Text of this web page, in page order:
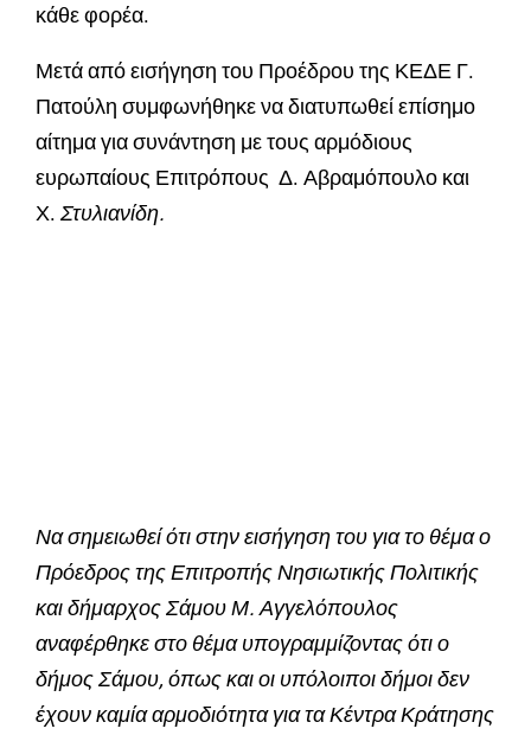
κάθε φορέα.
Μετά από εισήγηση του Προέδρου της ΚΕΔΕ Γ.
Πατούλη συμφωνήθηκε να διατυπωθεί επίσημο
αίτημα για συνάντηση με τους αρμόδιους
ευρωπαίους Επιτρόπους Δ. Αβραμόπουλο και
Χ. Στυλιανίδη.
Να σημειωθεί ότι στην εισήγηση του για το θέμα ο
Πρόεδρος της Επιτροπής Νησιωτικής Πολιτικής
και δήμαρχος Σάμου Μ. Αγγελόπουλος
αναφέρθηκε στο θέμα υπογραμμίζοντας ότι ο
δήμος Σάμου, όπως και οι υπόλοιποι δήμοι δεν
έχουν καμία αρμοδιότητα για τα Κέντρα Κράτησης